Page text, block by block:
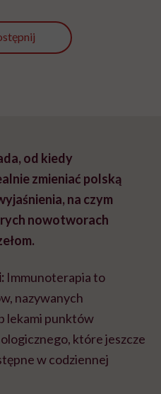
od kiedy
zmieniać polską
na czym
nowotworach
Immunoterapia to
nazywanych
lekami punktów
które jeszcze
w codziennej